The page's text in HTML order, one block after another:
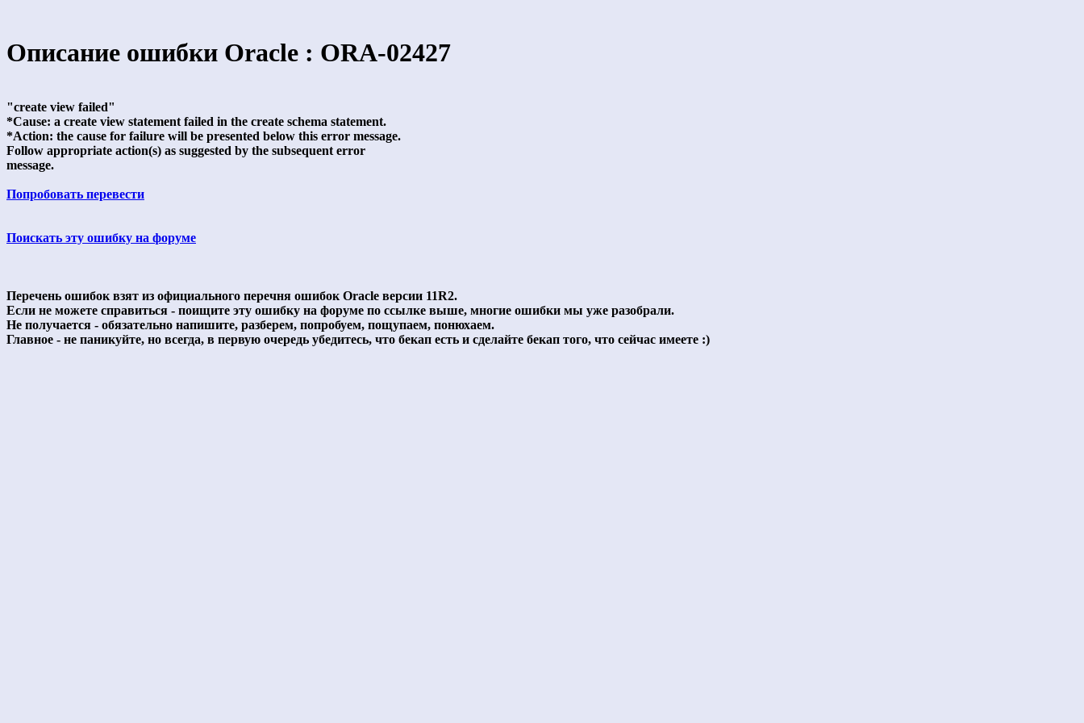
Описание ошибки Oracle : ORA-02427
"create view failed"
*Cause: a create view statement failed in the create schema statement.
*Action: the cause for failure will be presented below this error message.
Follow appropriate action(s) as suggested by the subsequent error
message.
Попробовать перевести
Поискать эту ошибку на форуме
Перечень ошибок взят из официального перечня ошибок Oracle версии 11R2.
Если не можете справиться - поищите эту ошибку на форуме по ссылке выше, многие ошибки мы уже разобрали.
Не получается - обязательно напишите, разберем, попробуем, пощупаем, понюхаем.
Главное - не паникуйте, но всегда, в первую очередь убедитесь, что бекап есть и сделайте бекап того, что сейчас имеете :)